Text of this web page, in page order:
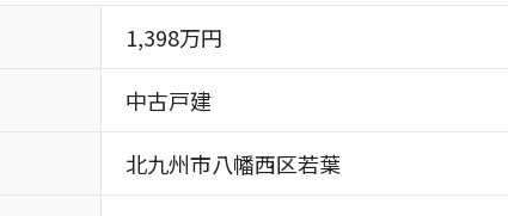
1,398万円
中古戸建
北九州市八幡西区若葉